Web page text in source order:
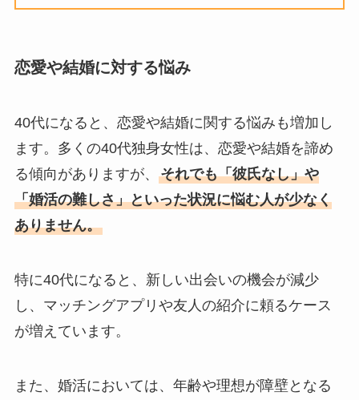
恋愛や結婚に対する悩み
40代になると、恋愛や結婚に関する悩みも増加し
ます。多くの40代独身女性は、恋愛や結婚を諦め
る傾向がありますが、 それでも「彼氏なし」や
「婚活の難しさ」といった状況に悩む人が少なく
ありません。
特に40代になると、新しい出会いの機会が減少
し、マッチングアプリや友人の紹介に頼るケース
が増えています​。
また、婚活においては、年齢や理想が障壁となる